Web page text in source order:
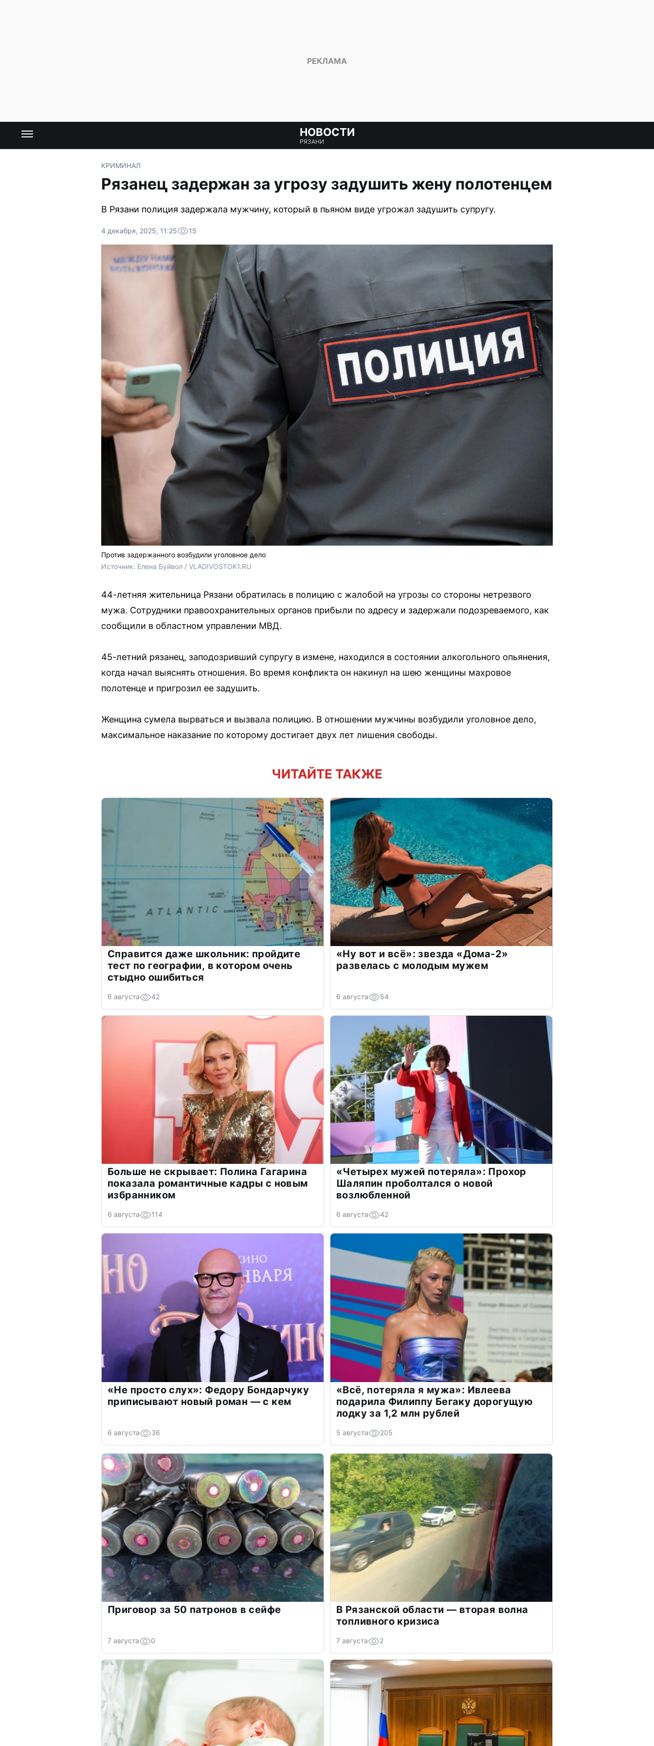
НОВОСТИ
РЯЗАНИ
КРИМИНАЛ
Рязанец задержан за угрозу задушить жену полотенцем
В Рязани полиция задержала мужчину, который в пьяном виде угрожал задушить супругу.
4 декабря, 2025, 11:25 15
Против задержанного возбудили уголовное дело
Источник: Елена Буйвол / VLADIVOSTOK1.RU
44-летняя жительница Рязани обратилась в полицию с жалобой на угрозы со стороны нетрезвого
мужа. Сотрудники правоохранительных органов прибыли по адресу и задержали подозреваемого, как
сообщили в областном управлении МВД.
45-летний рязанец, заподозривший супругу в измене, находился в состоянии алкогольного опьянения,
когда начал выяснять отношения. Во время конфликта он накинул на шею женщины махровое
полотенце и пригрозил ее задушить.
Женщина сумела вырваться и вызвала полицию. В отношении мужчины возбудили уголовное дело,
максимальное наказание по которому достигает двух лет лишения свободы.
ЧИТАЙТЕ ТАКЖЕ
Справится даже школьник: пройдите
тест по географии, в котором очень
стыдно ошибиться
6 августа 42
«Ну вот и всё»: звезда «Дома-2»
развелась с молодым мужем
6 августа 54
Больше не скрывает: Полина Гагарина
показала романтичные кадры с новым
избранником
6 августа 114
«Четырех мужей потеряла»: Прохор
Шаляпин проболтался о новой
возлюбленной
6 августа 42
«Не просто слух»: Федору Бондарчуку
приписывают новый роман — с кем
6 августа 36
«Всё, потеряла я мужа»: Ивлеева
подарила Филиппу Бегаку дорогущую
лодку за 1,2 млн рублей
5 августа 205
Приговор за 50 патронов в сейфе
7 августа 0
В Рязанской области — вторая волна
топливного кризиса
7 августа 2